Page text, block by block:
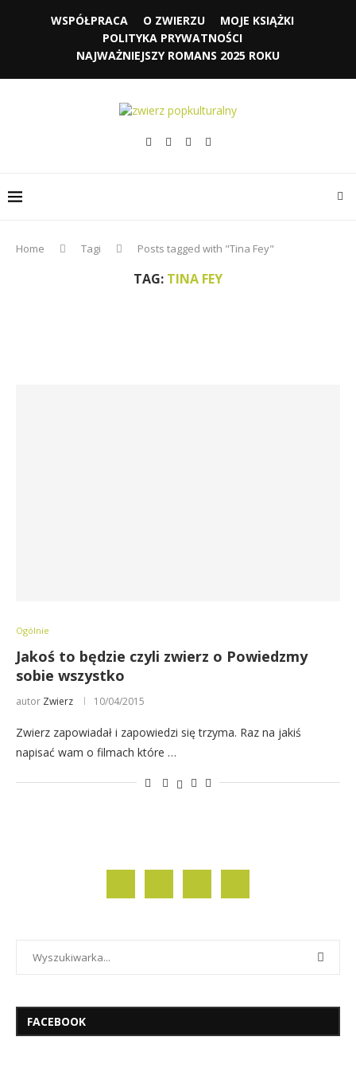
WSPÓŁPRACA O ZWIERZU
MOJE KSIĄŻKI
POLITYKA PRYWATNOŚCI
NAJWAŻNIEJSZY ROMANS 2025 ROKU
Home Tagi Posts tagged with "Tina Fey"
TAG: TINA FEY
Ogólnie
Jakoś to będzie czyli zwierz o Powiedzmy
sobie wszystko
autor Zwierz 10/04/2015
Zwierz zapowiadał i zapowiedzi się trzyma. Raz na jakiś
napisać wam o filmach które …
FACEBOOK